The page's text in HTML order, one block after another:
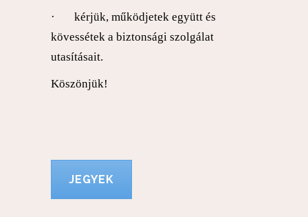
· kérjük, működjetek együtt és
kövessétek a biztonsági szolgálat
utasításait.
Köszönjük!
JEGYEK